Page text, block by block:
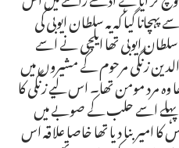
گیا کہ یہ سلطان ایوبی کی
ایوبی تھا ایلچی نے اسے
زنگی مرحوم کے مشیروں میں
مرد مومن تھا۔ اس لیے زنگی کا
پہلے اسے حلب کے صوبے میں
امیر بنا دیا تھا خاصا علاقہ اس